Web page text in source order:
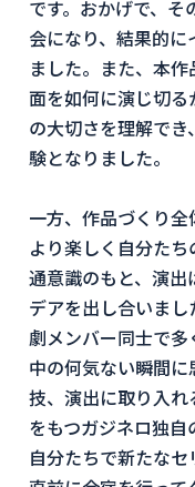
です。おかげで、
会になり、結果的
ました。また、本
面を如何に演じ切
の大切さを理解で
験となりました。
一方、作品づくり
より楽しく自分た
通意識のもと、演出
デアを出し合いま
劇メンバー同士で
中の何気ない瞬間
技、演出に取り入
をもつガジネロ独自
自分たちで新たな